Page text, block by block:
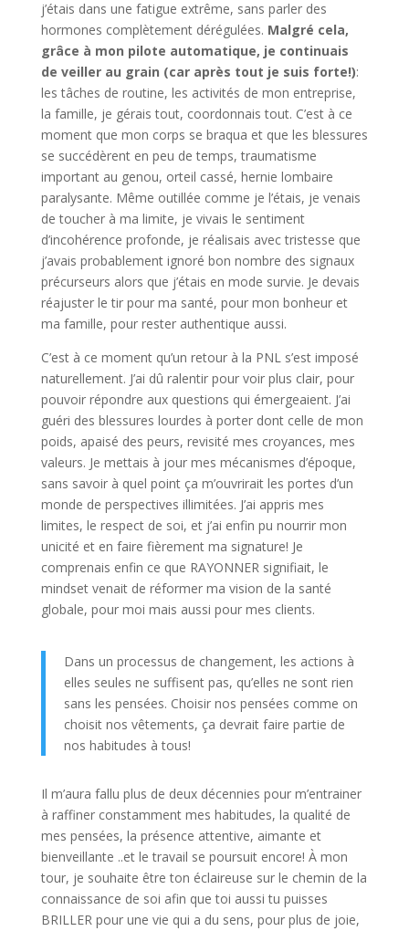
j’étais dans une fatigue extrême, sans parler des
hormones complètement dérégulées. Malgré cela,
grâce à mon pilote automatique, je continuais
de veiller au grain (car après tout je suis forte!):
les tâches de routine, les activités de mon entreprise,
la famille, je gérais tout, coordonnais tout. C’est à ce
moment que mon corps se braqua et que les blessures
se succédèrent en peu de temps, traumatisme
important au genou, orteil cassé, hernie lombaire
paralysante. Même outillée comme je l’étais, je venais
de toucher à ma limite, je vivais le sentiment
d’incohérence profonde, je réalisais avec tristesse que
j’avais probablement ignoré bon nombre des signaux
précurseurs alors que j’étais en mode survie. Je devais
réajuster le tir pour ma santé, pour mon bonheur et
ma famille, pour rester authentique aussi.
C’est à ce moment qu’un retour à la PNL s’est imposé
naturellement. J’ai dû ralentir pour voir plus clair, pour
pouvoir répondre aux questions qui émergeaient. J’ai
guéri des blessures lourdes à porter dont celle de mon
poids, apaisé des peurs, revisité mes croyances, mes
valeurs. Je mettais à jour mes mécanismes d’époque,
sans savoir à quel point ça m’ouvrirait les portes d’un
monde de perspectives illimitées. J’ai appris mes
limites, le respect de soi, et j’ai enfin pu nourrir mon
unicité et en faire fièrement ma signature! Je
comprenais enfin ce que RAYONNER signifiait, le
mindset venait de réformer ma vision de la santé
globale, pour moi mais aussi pour mes clients.
Dans un processus de changement, les actions à
elles seules ne suffisent pas, qu’elles ne sont rien
sans les pensées. Choisir nos pensées comme on
choisit nos vêtements, ça devrait faire partie de
nos habitudes à tous!
Il m’aura fallu plus de deux décennies pour m’entrainer
à raffiner constamment mes habitudes, la qualité de
mes pensées, la présence attentive, aimante et
bienveillante ..et le travail se poursuit encore! À mon
tour, je souhaite être ton éclaireuse sur le chemin de la
connaissance de soi afin que toi aussi tu puisses
BRILLER pour une vie qui a du sens, pour plus de joie,